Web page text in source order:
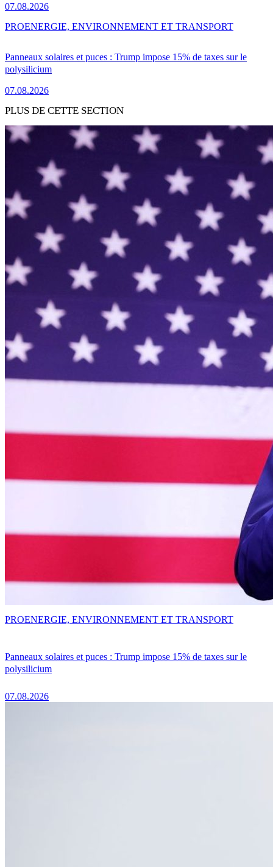
07.08.2026
Panneaux solaires et puces : Trump impose 15% de taxes sur le
polysilicium
07.08.2026
PROENERGIE, ENVIRONNEMENT ET TRANSPORT
PLUS DE CETTE SECTION
Panneaux solaires et puces : Trump impose 15% de taxes sur le
polysilicium
07.08.2026
PROENERGIE, ENVIRONNEMENT ET TRANSPORT